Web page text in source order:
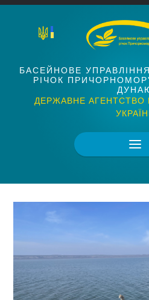
БАСЕЙНОВЕ
РІЧОК
ДЕРЖАВНЕ АГЕНТСТВО